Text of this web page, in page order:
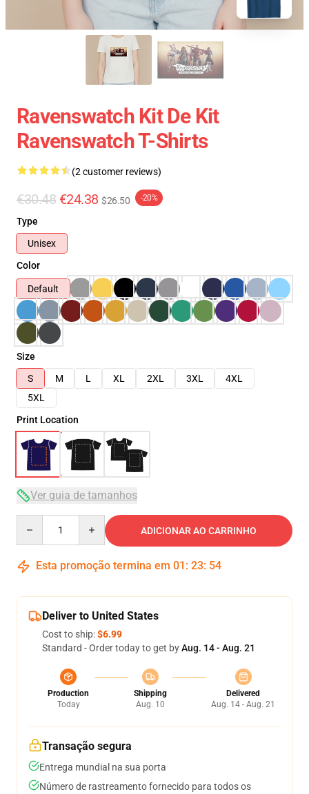
Ravenswatch Kit De Kit
Ravenswatch T-Shirts
(2 customer reviews)
€30.48 €24.38 $26.50 -20%
Type
Unisex
Color
Default
Size
S
M L XL 2XL 3XL
4XL
5XL
Print Location
Ver guia de tamanhos
ADICIONAR AO CARRINHO
Esta promoção termina em 01 : 23: 54
Deliver to United States
Cost to ship:$6.99
Standard - Order today to get byAug. 14 - Aug. 21
Production
Today
Shipping
Aug. 10
Delivered
Aug. 14 - Aug. 21
Transação segura
Entrega mundial na sua porta
Número de rastreamento fornecido para todos os